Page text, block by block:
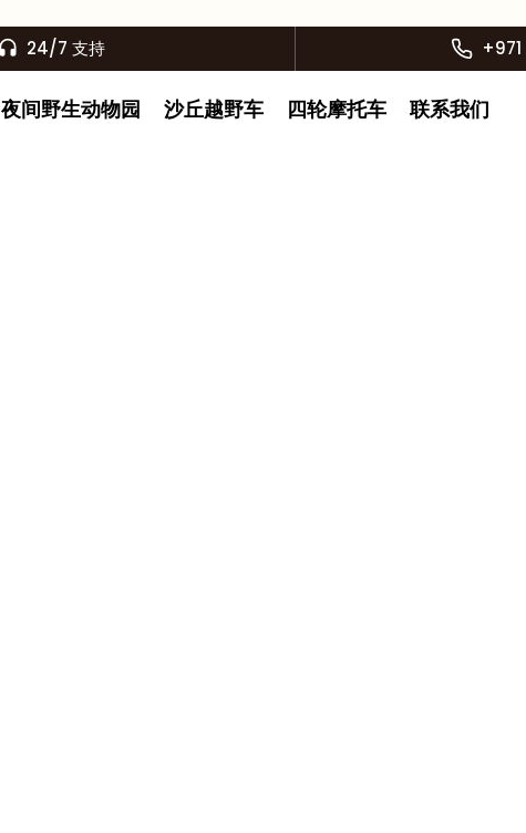
24/7 支持
夜间野生动物园 沙丘越野车 四轮摩托车 联系我们